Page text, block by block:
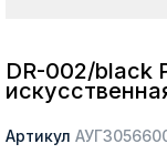
Покупателям
DR-002/black
Артикул